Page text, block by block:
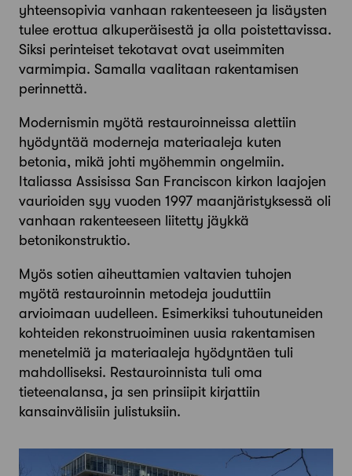
yhteensopivia vanhaan rakenteeseen ja lisäysten
tulee erottua alkuperäisestä ja olla poistettavissa.
Siksi perinteiset tekotavat ovat useimmiten
varmimpia. Samalla vaalitaan rakentamisen
perinnettä.
Modernismin myötä restauroinneissa alettiin
hyödyntää moderneja materiaaleja kuten
betonia, mikä johti myöhemmin ongelmiin.
Italiassa Assisissa San Franciscon kirkon laajojen
vaurioiden syy vuoden 1997 maanjäristyksessä oli
vanhaan rakenteeseen liitetty jäykkä
betonikonstruktio.
Myös sotien aiheuttamien valtavien tuhojen
myötä restauroinnin metodeja jouduttiin
arvioimaan uudelleen. Esimerkiksi tuhoutuneiden
kohteiden rekonstruoiminen uusia rakentamisen
menetelmiä ja materiaaleja hyödyntäen tuli
mahdolliseksi. Restauroinnista tuli oma
tieteenalansa, ja sen prinsiipit kirjattiin
kansainvälisiin julistuksiin.